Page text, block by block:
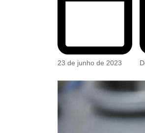
23 de junho de 2023